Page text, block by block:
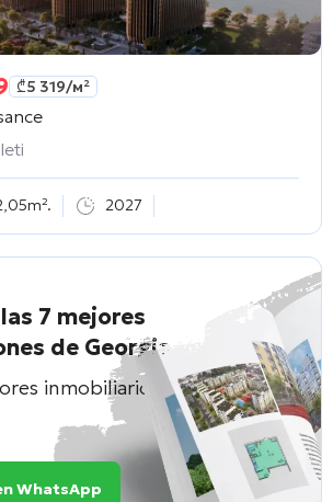
₾5 319/м²
2027
7 mejores
de Georgia
inmobiliarios de
WhatsApp